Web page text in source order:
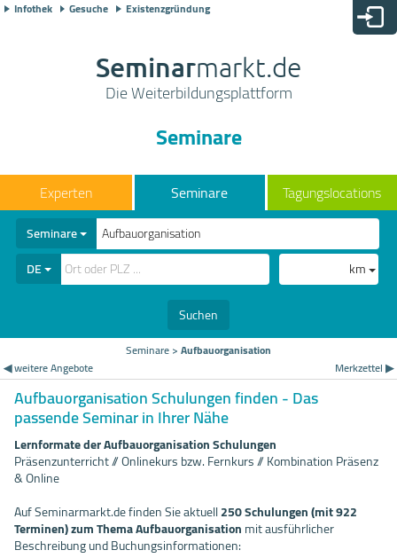
Infothek Gesuche Existenzgründung
Seminarmarkt.de
Die Weiterbildungsplattform
Seminare
Seminare Tagungslocations
Seminare
DE
km
Suchen
Seminare>Aufbauorganisation
◀ weitere Angebote
Merkzettel ▶
Aufbauorganisation Schulungen finden - Das
passende Seminar in Ihrer Nähe
Lernformate der Aufbauorganisation Schulungen
Präsenzunterricht // Onlinekurs bzw. Fernkurs // Kombination Präsenz
& Online
Auf Seminarmarkt.de finden Sie aktuell250 Schulungen (mit 922
Terminen) zum Thema Aufbauorganisationmit ausführlicher
Beschreibung und Buchungsinformationen: